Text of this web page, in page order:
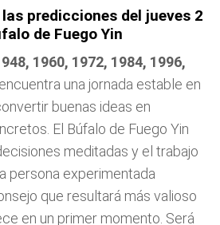
predicciones del jueves 2
de Fuego Yin
1960, 1972, 1984, 1996,
encuentra una jornada estable en
buenas ideas en
El Búfalo de Fuego Yin
meditadas y el trabajo
persona experimentada
que resultará más valioso
en un primer momento. Será